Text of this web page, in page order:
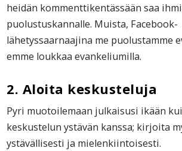
heidän kommenttikentässään saa
puolustuskannalle. Muista, Facebook-
lähetyssaarnaajina me puolustamme
emme loukkaa evankeliumilla.
2. Aloita keskusteluja
Pyri muotoilemaan julkaisusi ikään
keskustelun ystävän kanssa; kirjoita
ystävällisesti ja mielenkiintoisesti.